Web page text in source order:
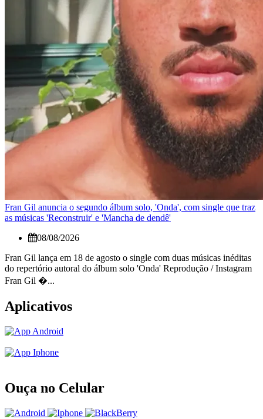
Fran Gil anuncia o segundo álbum solo, 'Onda', com single que traz
as músicas 'Reconstruir' e 'Mancha de dendê'
08/08/2026
Fran Gil lança em 18 de agosto o single com duas músicas inéditas
do repertório autoral do álbum solo 'Onda' Reprodução / Instagram
Fran Gil �...
Aplicativos
Ouça no Celular